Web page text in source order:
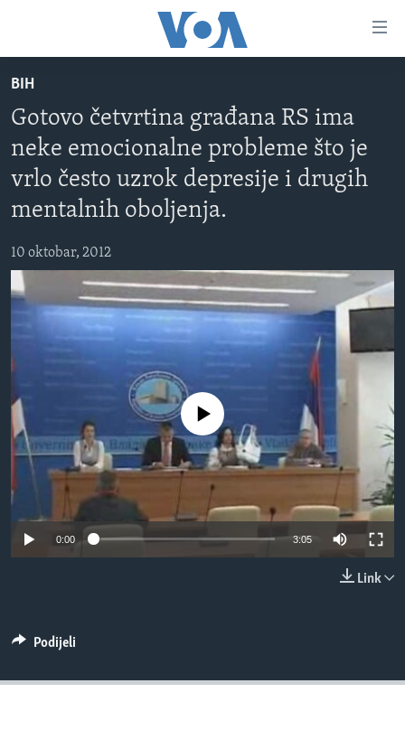
glavni
sadržaj
na
glavnu
navigaciju
Idi
na
pretragu
VIDEO
FOTOGRAFIJE DANA
SJEDINJENE AMERIČKE DRŽAVE
BOSNA I HERCEGOVINA
SPECIJALNI PROJEKTI
KORUPCIJA
SLOBODA MEDIJA
ŽENSKA STRANA
IZBJEGLIČKA STRANA
MAGAZIN
O GLASU AMERIKE
Learning English
PRATITE NAS
Jezici
BIH
Gotovo četvrtina građana RS ima
neke emocionalne probleme što je
vrlo često uzrok depresije i drugih
mentalnih oboljenja.
10 oktobar, 2012
No media source currently available
0:00 3:05
Link
Podijeli